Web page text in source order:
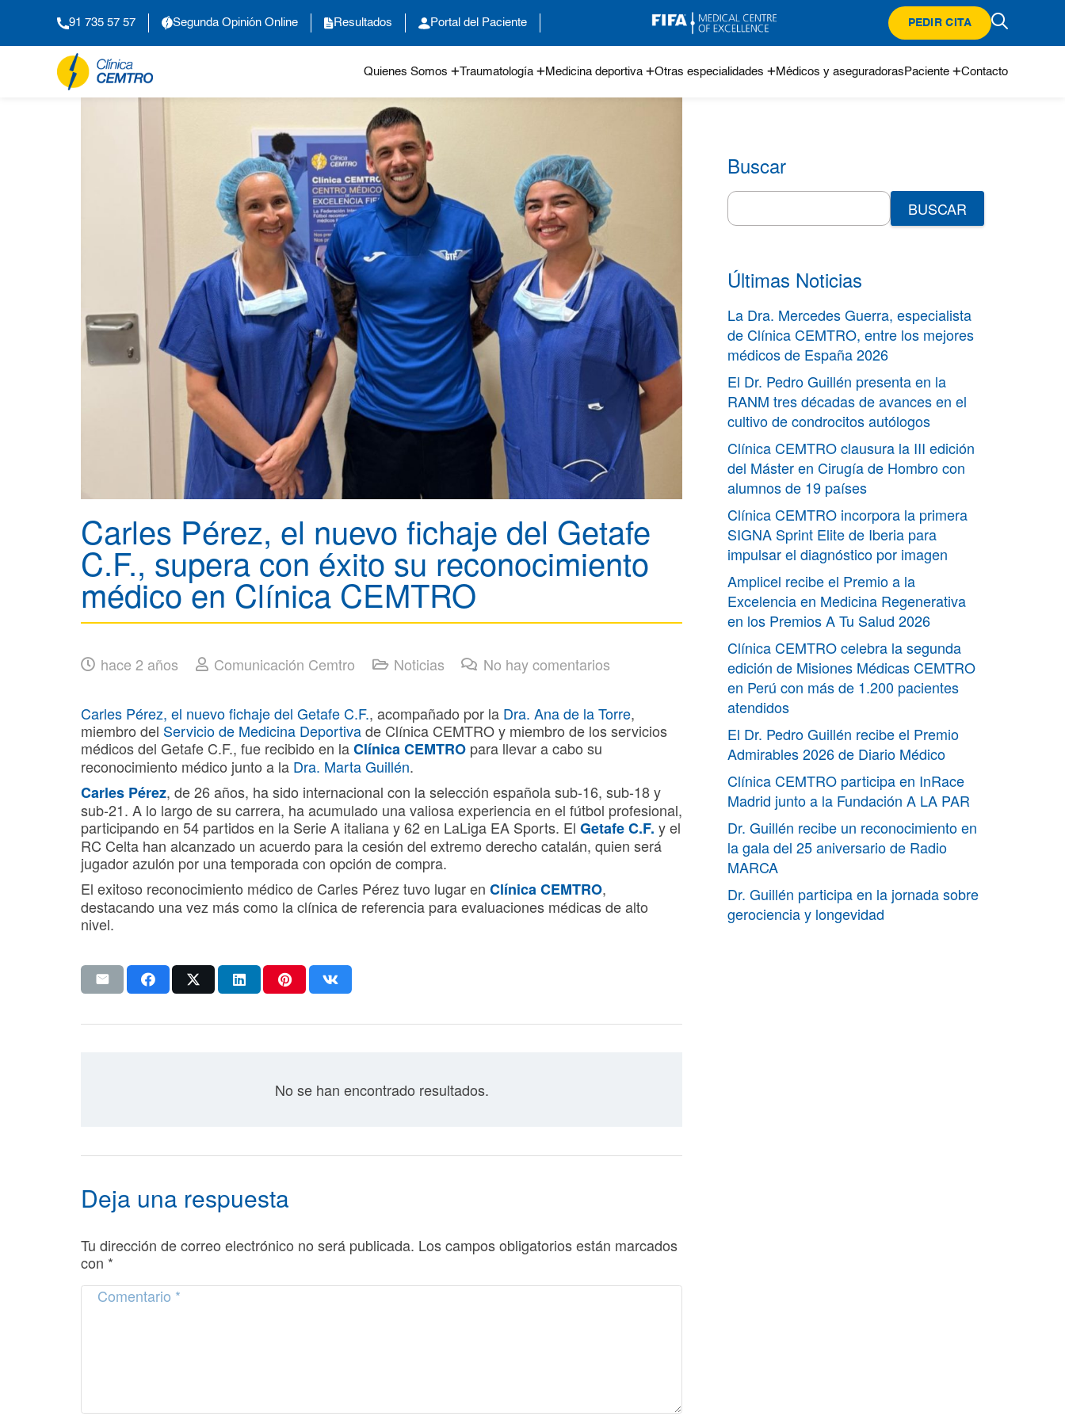
91 735 57 57 Segunda Opinión Online Resultados Portal del Paciente PEDIR CITA
Quienes Somos Traumatología Medicina deportiva Otras especialidades Médicos y aseguradoras Paciente Contacto
Carles Pérez, el nuevo fichaje del Getafe
C.F., supera con éxito su reconocimiento
médico en Clínica CEMTRO
hace 2 años Comunicación Cemtro Noticias No hay comentarios
Carles Pérez, el nuevo fichaje del Getafe C.F., acompañado por la Dra. Ana de la Torre,
miembro del Servicio de Medicina Deportivade Clínica CEMTRO y miembro de los servicios
médicos del Getafe C.F., fue recibido en laClínica CEMTRO para llevar a cabo su
reconocimiento médico junto a la Dra. Marta Guillén.
Carles Pérez, de 26 años, ha sido internacional con la selección española sub-16, sub-18 y
sub-21. A lo largo de su carrera, ha acumulado una valiosa experiencia en el fútbol profesional,
participando en 54 partidos en la Serie A italiana y 62 en LaLiga EA Sports. El Getafe C.F. y el
RC Celta han alcanzado un acuerdo para la cesión del extremo derecho catalán, quien será
jugador azulón por una temporada con opción de compra.
El exitoso reconocimiento médico de Carles Pérez tuvo lugar en Clínica CEMTRO,
destacando una vez más como la clínica de referencia para evaluaciones médicas de alto
nivel.
No se han encontrado resultados.
Deja una respuesta
Tu dirección de correo electrónico no será publicada. Los campos obligatorios están marcados
con *
Buscar
Search
for:
Últimas Noticias
La Dra. Mercedes Guerra, especialista
de Clínica CEMTRO, entre los mejores
médicos de España 2026
El Dr. Pedro Guillén presenta en la
RANM tres décadas de avances en el
cultivo de condrocitos autólogos
Clínica CEMTRO clausura la III edición
del Máster en Cirugía de Hombro con
alumnos de 19 países
Clínica CEMTRO incorpora la primera
SIGNA Sprint Elite de Iberia para
impulsar el diagnóstico por imagen
Amplicel recibe el Premio a la
Excelencia en Medicina Regenerativa
en los Premios A Tu Salud 2026
Clínica CEMTRO celebra la segunda
edición de Misiones Médicas CEMTRO
en Perú con más de 1.200 pacientes
atendidos
El Dr. Pedro Guillén recibe el Premio
Admirables 2026 de Diario Médico
Clínica CEMTRO participa en InRace
Madrid junto a la Fundación A LA PAR
Dr. Guillén recibe un reconocimiento en
la gala del 25 aniversario de Radio
MARCA
Dr. Guillén participa en la jornada sobre
gerociencia y longevidad